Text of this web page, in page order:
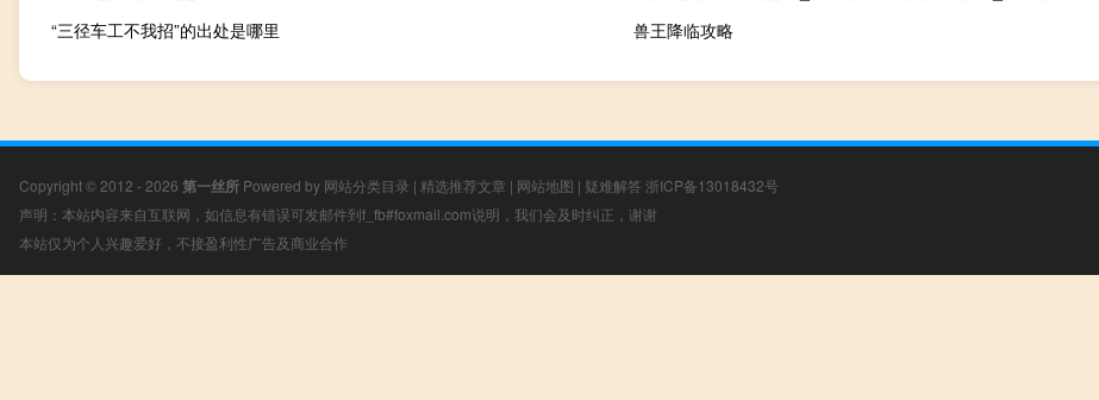
“三径车工不我招”的出处是哪里
兽王降临攻略
Copyright © 2012 - 2026 第一丝所 Powered by 网站分类目录 | 精选推荐文章 | 网站地图 | 疑难解答 浙ICP备13018432号
声明：本站内容来自互联网，如信息有错误可发邮件到f_fb#foxmail.com说明，我们会及时纠正，谢谢
本站仅为个人兴趣爱好，不接盈利性广告及商业合作